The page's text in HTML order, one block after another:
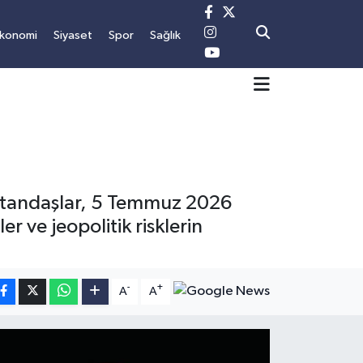
Siyaset Spor Sağlık
5 Temmuz 2026
ve jeopolitik risklerin
A- A+